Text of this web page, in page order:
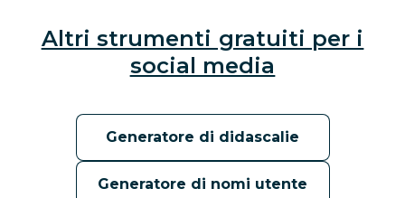
Altri strumenti gratuiti per i
social media
Generatore di didascalie
Generatore di nomi utente